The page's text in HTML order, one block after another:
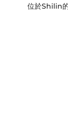
位於Shilin